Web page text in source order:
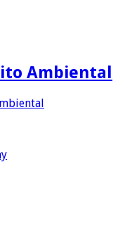
Ambiental